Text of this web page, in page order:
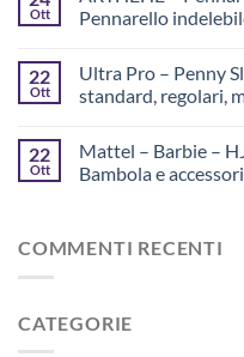
Ott
Pennarello
22
Ott
Ultra Pro – Penny
standard, regolari,
22
Ott
Mattel – Barbie –
Bambola e
COMMENTI RECENTI
CATEGORIE